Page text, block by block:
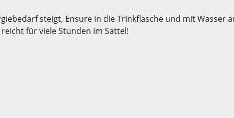
steigt, Ensure in die Trinkflasche und mit Wasser
für viele Stunden im Sattel!